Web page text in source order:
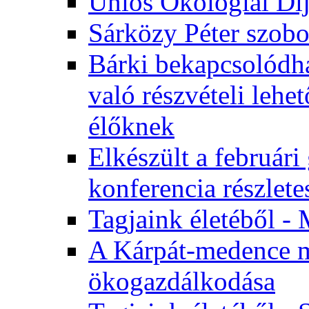
Sárközy Péter
Bárki
való részvételi
élőknek
Elkészült a
konferencia
Tagjaink életéből -
A Kárpát-medence
ökogazdálkodása